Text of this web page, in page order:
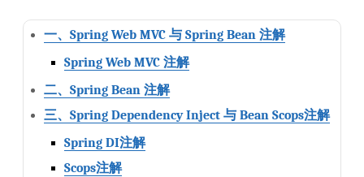
一、Spring Web MVC 与 Spring Bean 注解
Spring Web MVC 注解
二、Spring Bean 注解
三、Spring Dependency Inject 与 Bean Scops注解
Spring DI注解
Scops注解